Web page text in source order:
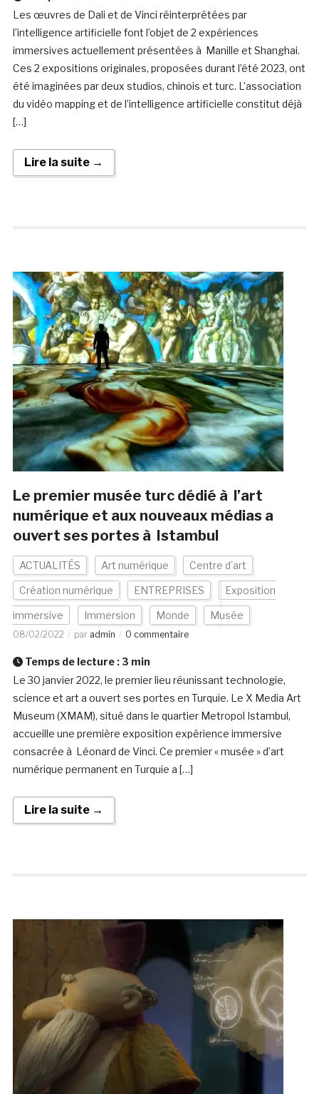
Les œuvres de Dali et de Vinci réinterprétées par
l’intelligence artificielle font l’objet de 2 expériences
immersives actuellement présentées à Manille et Shanghai.
Ces 2 expositions originales, proposées durant l’été 2023, ont
été imaginées par deux studios, chinois et turc. L’association
du vidéo mapping et de l’intelligence artificielle constitut déjà
[…]
Lire la suite →
Le premier musée turc dédié à l’art
numérique et aux nouveaux médias a
ouvert ses portes à Istambul
ACTUALITÉS Art numérique Centre d'art
Création numérique ENTREPRISES Exposition
immersive Immersion Monde Musée
08/02/2022 par admin 0 commentaire
Temps de lecture : 3 min
Le 30 janvier 2022, le premier lieu réunissant technologie,
science et art a ouvert ses portes en Turquie. Le X Media Art
Museum (XMAM), situé dans le quartier Metropol Istambul,
accueille une première exposition expérience immersive
consacrée à Léonard de Vinci. Ce premier « musée » d’art
numérique permanent en Turquie a […]
Lire la suite →